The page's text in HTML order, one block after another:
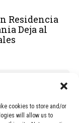
cookies to store and/or
will allow us to
Residencia
Deja al